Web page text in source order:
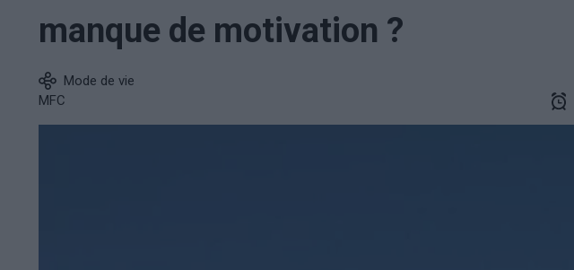
manque de motivation ?
Mode de vie
MFC